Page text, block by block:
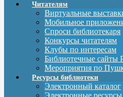
Читателям
Виртуальные
Мобильное
Спроси библиотекаря
Конкурсы читателям
Клубы по интересам
Библиотечные сайты
Мероприятия по
Ресурсы библиотеки
Электронный каталог
Электронные ресурсы